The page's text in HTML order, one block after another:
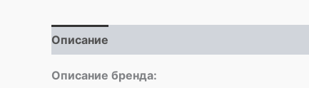
Описание
Описание бренда: